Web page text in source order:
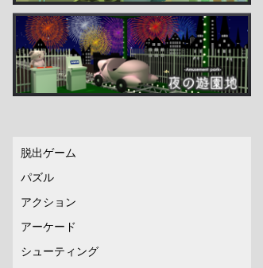
脱出ゲーム
パズル
アクション
アーケード
シューティング